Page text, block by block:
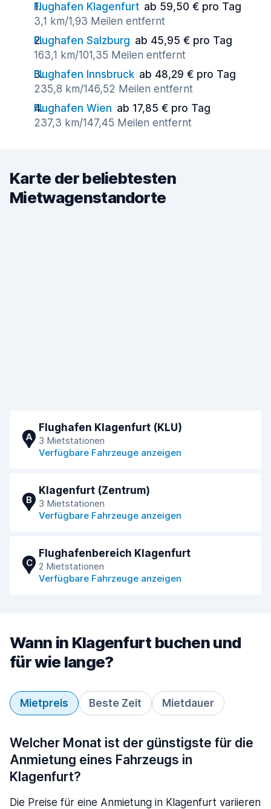
Flughafen Klagenfurt ab 59,50 € pro Tag
3,1 km/1,93 Meilen entfernt
Flughafen Salzburg ab 45,95 € pro Tag
163,1 km/101,35 Meilen entfernt
Flughafen Innsbruck ab 48,29 € pro Tag
235,8 km/146,52 Meilen entfernt
Flughafen Wien ab 17,85 € pro Tag
237,3 km/147,45 Meilen entfernt
Karte der beliebtesten
Mietwagenstandorte
A
Flughafen Klagenfurt (KLU)
3 Mietstationen
Verfügbare Fahrzeuge anzeigen
B
Klagenfurt (Zentrum)
3 Mietstationen
Verfügbare Fahrzeuge anzeigen
C
Flughafenbereich Klagenfurt
2 Mietstationen
Verfügbare Fahrzeuge anzeigen
Wann in Klagenfurt buchen und
für wie lange?
Mietpreis Beste Zeit Mietdauer
Welcher Monat ist der günstigste für die
Anmietung eines Fahrzeugs in
Klagenfurt?
Die Preise für eine Anmietung in Klagenfurt variieren